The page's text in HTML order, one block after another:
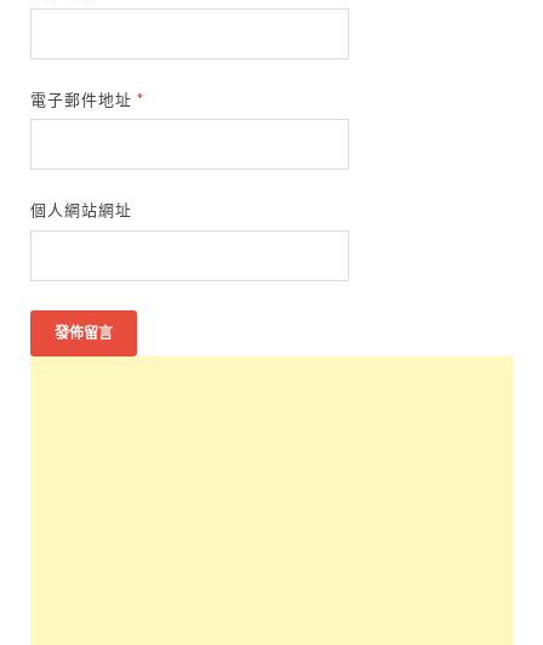
電子郵件地址*
個人網站網址